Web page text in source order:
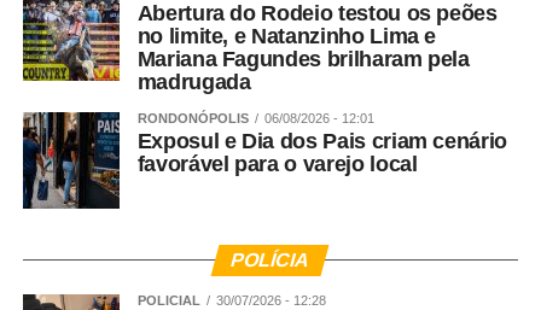
Abertura do Rodeio testou os peões
no limite, e Natanzinho Lima e
Mariana Fagundes brilharam pela
madrugada
RONDONÓPOLIS 06/08/2026 - 12:01
Exposul e Dia dos Pais criam cenário
favorável para o varejo local
POLÍCIA
POLICIAL 30/07/2026 - 12:28